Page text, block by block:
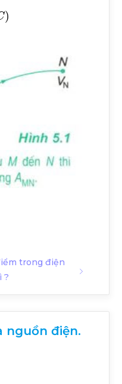
)
trong điện
?
nguồn điện.